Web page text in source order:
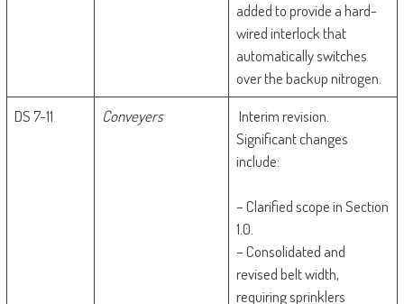
added to provide a hard-
wired interlock that
automatically switches
over the backup nitrogen.
DS 7-11
Conveyers
Interim revision.
Significant changes
include:
– Clarified scope in Section
1.0.
– Consolidated and
revised belt width,
requiring sprinklers